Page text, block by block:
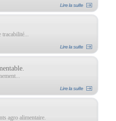
tracabilité...
agro alimentaire.